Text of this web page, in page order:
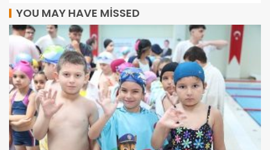
YOU MAY HAVE MISSED